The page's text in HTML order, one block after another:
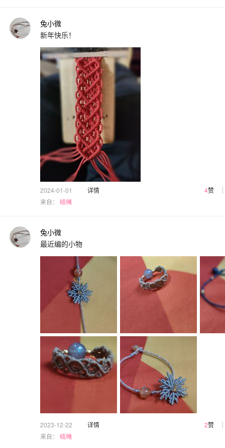
兔小微
新年快乐！
2024-01-01 详情 4赞
来自： 结绳
兔小微
最近编的小物
2023-12-22 详情 2赞
来自： 结绳